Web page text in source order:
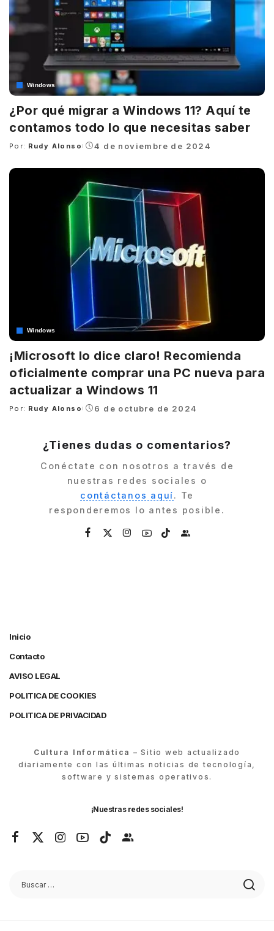
Windows
¿Por qué migrar a Windows 11? Aquí te
contamos todo lo que necesitas saber
Posted
Por: Rudy Alonso 4 de noviembre de 2024
Windows
¡Microsoft lo dice claro! Recomienda
oficialmente comprar una PC nueva para
actualizar a Windows 11
Posted
Por: Rudy Alonso 6 de octubre de 2024
¿Tienes dudas o comentarios?
Conéctate con nosotros a través de
nuestras redes sociales o
contáctanos aquí. Te
responderemos lo antes posible.
Inicio
Contacto
AVISO LEGAL
POLITICA DE COOKIES
POLITICA DE PRIVACIDAD
Cultura Informática – Sitio web actualizado
diariamente con las últimas noticias de tecnología,
software y sistemas operativos.
¡Nuestras redes sociales!